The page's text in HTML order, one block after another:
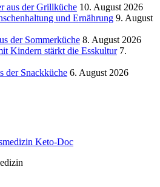
aus der Grillküche 10. August 2026
und Ernährung 9. August
der Sommerküche 8. August 2026
Kindern stärkt die Esskultur 7.
der Snackküche 6. August 2026